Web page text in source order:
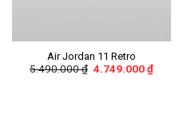
Air Jordan 11 Retro
5.490.000₫ 4.749.000₫